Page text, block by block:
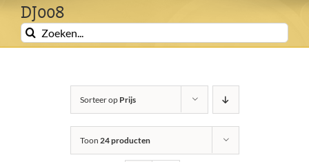
DJ008
Zoeken
naar:
Sorteer op Prijs
Toon 24 producten